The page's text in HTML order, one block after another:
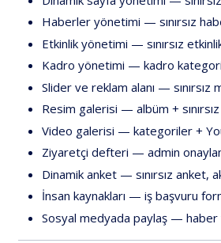
Haberler yönetimi — sınırsız
Etkinlik yönetimi — sınırsız
Kadro yönetimi — kadro
Slider ve reklam alanı — sınırsız
Resim galerisi — albüm + sınırsız
Video galerisi — kategoriler +
Ziyaretçi defteri — admin
Dinamik anket — sınırsız anket,
İnsan kaynakları — iş başvuru
Sosyal medyada paylaş — haber